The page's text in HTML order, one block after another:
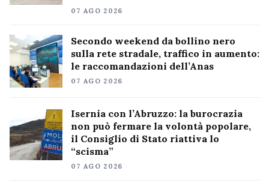
07 AGO 2026
Secondo weekend da bollino nero
sulla rete stradale, traffico in aumento:
le raccomandazioni dell’Anas
07 AGO 2026
Isernia con l’Abruzzo: la burocrazia
non può fermare la volontà popolare,
il Consiglio di Stato riattiva lo
“scisma”
07 AGO 2026